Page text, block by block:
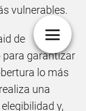
vulnerables.
de
para garantizar
lo más
una
y,